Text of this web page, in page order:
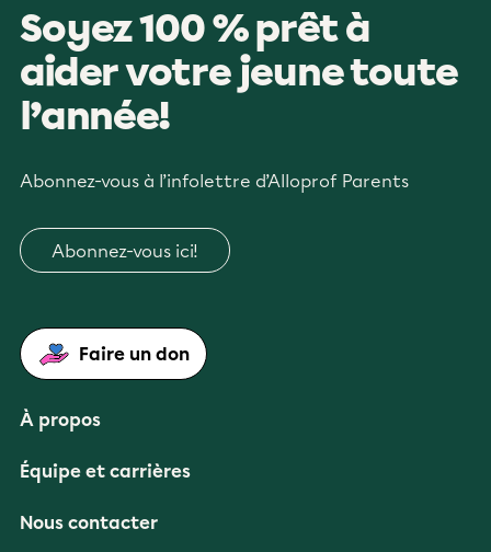
Soyez 100 % prêt à
aider votre jeune toute
l’année!
Abonnez-vous à l’infolettre d’Alloprof Parents
Abonnez-vous ici!
Faire un don
À propos
Équipe et carrières
Nous contacter